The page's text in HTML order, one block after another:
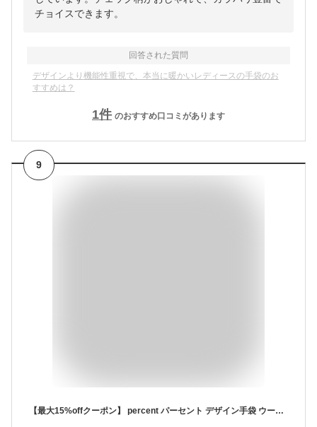
チョイスできます。
回答された質問
デザインより機能性重視で、本当に暖かいレディースの手袋のお
すすめは？
1件 のおすすめ口コミがあります
9
【最大15%offクーポン】 percent パーセント デザイン手袋 ウール100% スマホ 手袋 裏起毛 暖かい おしゃれ かわいい スマートフォン対応 レディース 秋冬 あったか バイク 通勤 自転車 防風 防寒 冬 ladies mens 彼女 クリスマスプレゼント 女性 誕生日 gift 梅野聡